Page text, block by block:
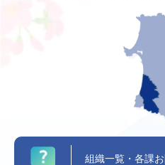
組織一覧・各課